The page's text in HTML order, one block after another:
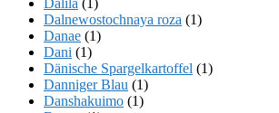
Dalnewostochnaya roza (1)
Danae (1)
Dani (1)
Dänische Spargelkartoffel (1)
Danniger Blau (1)
Danshakuimo (1)